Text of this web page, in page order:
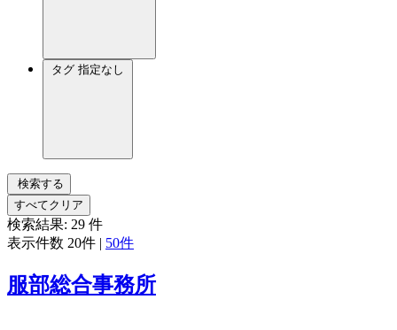
タグ 指定なし
検索する
すべてクリア
検索結果: 29 件
表示件数 20件 | 50件
服部総合事務所